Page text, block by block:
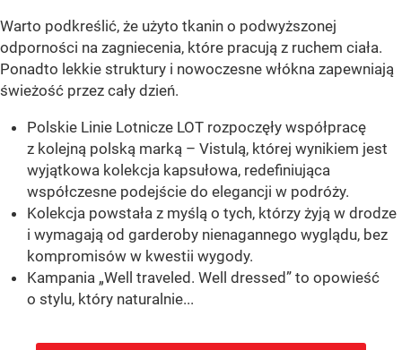
Warto podkreślić, że użyto tkanin o podwyższonej
odporności na zagniecenia, które pracują z ruchem ciała.
Ponadto lekkie struktury i nowoczesne włókna zapewniają
świeżość przez cały dzień.
Polskie Linie Lotnicze LOT rozpoczęły współpracę
z kolejną polską marką – Vistulą, której wynikiem jest
wyjątkowa kolekcja kapsułowa, redefiniująca
współczesne podejście do elegancji w podróży.
Kolekcja powstała z myślą o tych, którzy żyją w drodze
i wymagają od garderoby nienagannego wyglądu, bez
kompromisów w kwestii wygody.
Kampania „Well traveled. Well dressed” to opowieść
o stylu, który naturalnie...